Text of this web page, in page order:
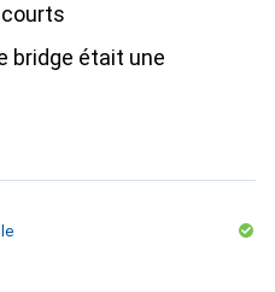
bridge était une